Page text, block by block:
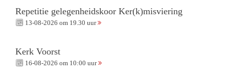
Repetitie gelegenheidskoor Ker(k)misviering
13-08-2026 om 19.30 uur
Kerk Voorst
16-08-2026 om 10:00 uur